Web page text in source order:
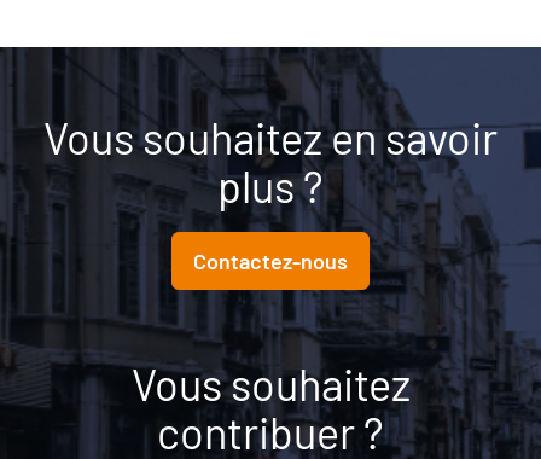
Vous souhaitez en savoir
plus ?
Contactez-nous
Vous souhaitez
contribuer ?